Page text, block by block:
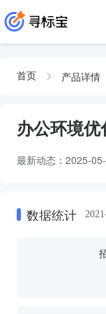
首页 产品详情
办公环境
最新动态： 2025-
数据统计